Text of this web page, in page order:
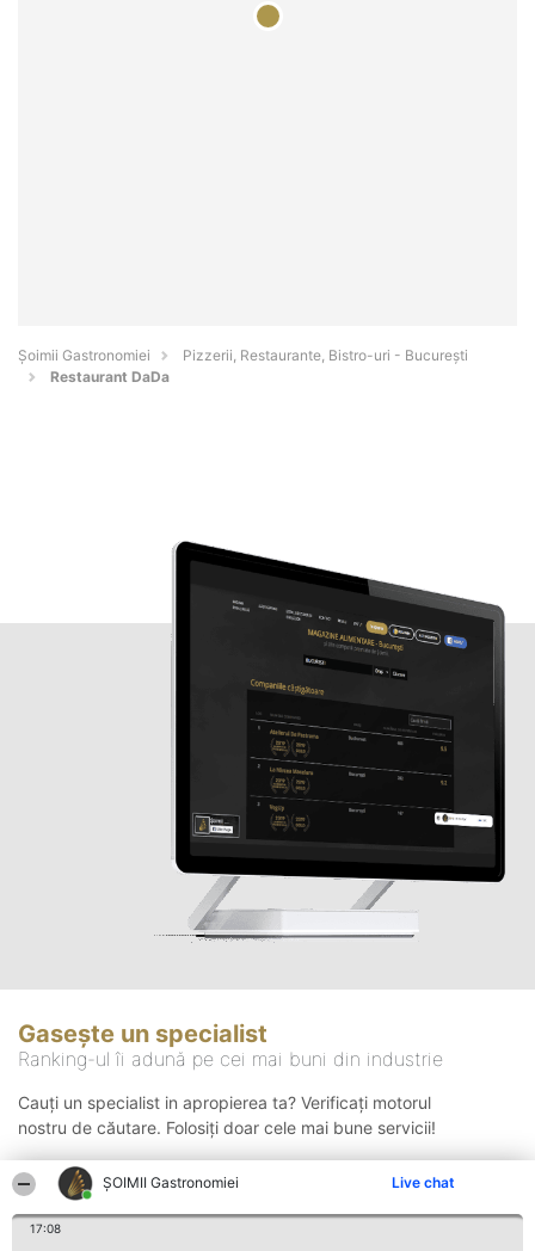
ȘOIMII Gastronomiei Live chat
17:08
Șoimii Gastronomiei
Pizzerii, Restaurante, Bistro-uri - Bucureşti
Restaurant DaDa
Gasește un specialist
Ranking-ul îi adună pe cei mai buni din industrie
Cauți un specialist in apropierea ta? Verificați motorul
nostru de căutare. Folosiți doar cele mai bune servicii!